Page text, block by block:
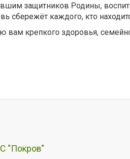
защитников Родины,
сбережёт каждого, кто
крепкого здоровья,
"Покров"